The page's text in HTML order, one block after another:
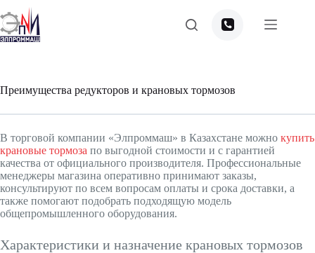
Перейти
к
сути
Преимущества редукторов и крановых тормозов
В торговой компании «Элпроммаш» в Казахстане можно купить
крановые тормоза по выгодной стоимости и с гарантией
качества от официального производителя. Профессиональные
менеджеры магазина оперативно принимают заказы,
консультируют по всем вопросам оплаты и срока доставки, а
также помогают подобрать подходящую модель
общепромышленного оборудования.
Характеристики и назначение крановых тормозов